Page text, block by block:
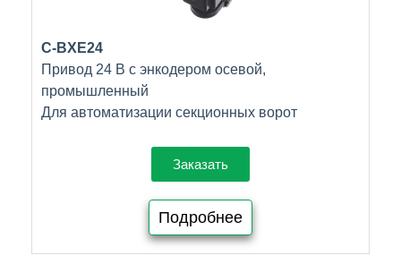
C-BXE24
Привод 24 В с энкодером осевой,
промышленный
Для автоматизации секционных ворот
Заказать
Подробнее